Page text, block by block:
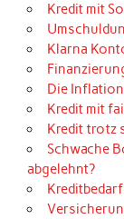
Kredit mit
Klarna
Die
Kredit mit
Kredit trotz
Schwache
abgelehnt?